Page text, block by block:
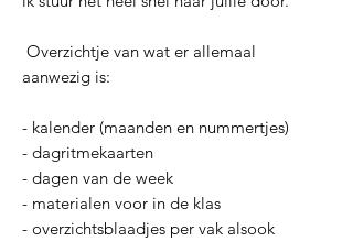
Overzichtje van wat er allemaal
aanwezig is:
- kalender (maanden en nummertjes)
- dagritmekaarten
- dagen van de week
- materialen voor in de klas
- overzichtsblaadjes per vak alsook